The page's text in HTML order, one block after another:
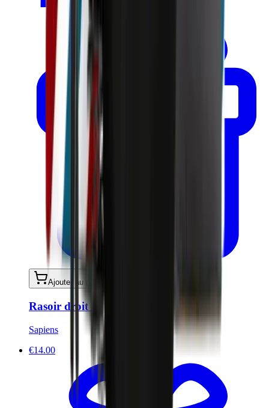
Ajouter au panier
Rasoir droit - Wood Edition
Sapiens
€14.00